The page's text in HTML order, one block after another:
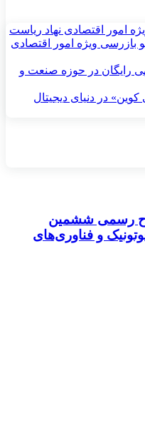
امور اقتصادی نهاد رياست
بازرسی ویژه امور اقتصادی
رایگان در حوزه صنعت و
در دنیای دیجیتال
رسمی ششمین
و فناوری‌های